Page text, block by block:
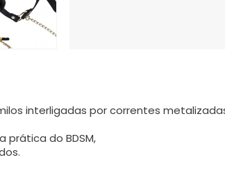
interligadas por correntes
do BDSM,